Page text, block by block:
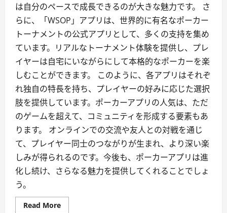
は自分のペースで成長できるのが大きな魅力です。 さ
らに、「WSOP」アプリは、世界的に有名なポーカー
トーナメントの公式アプリとして、多くの支持を集め
ています。リアルなトーナメント体験を提供し、プレ
イヤーは自宅にいながらにして本格的なポーカーを楽
しむことができます。 このように、各アプリはそれぞ
れ独自の特長を持ち、プレイヤーの好みに応じた選択
肢を提供しています。ポーカーアプリの人気は、ただ
のゲームを超えて、コミュニティを形成する要素もあ
ります。 オンラインでの交流や友人との対戦を通じ
て、プレイヤー同士のつながりが生まれ、より深い楽
しみが得られるのです。今後も、ポーカーアプリは進
化し続け、さらなる魅力を提供してくれることでしょ
う。
Read MoreRead